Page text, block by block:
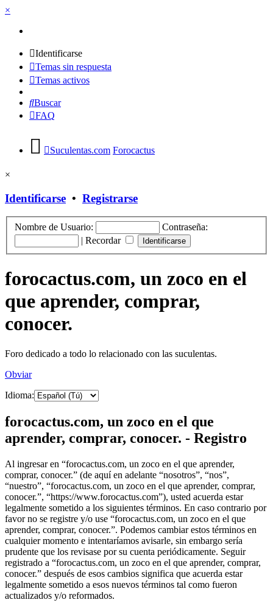
×
Identificarse
Temas sin respuesta
Temas activos
Buscar
FAQ
Suculentas.com Forocactus
×
Identificarse • Registrarse
Nombre de Usuario:
Contraseña:
| Recordar
forocactus.com, un zoco en el
que aprender, comprar,
conocer.
Foro dedicado a todo lo relacionado con las suculentas.
Obviar
Idioma:
forocactus.com, un zoco en el que
aprender, comprar, conocer. - Registro
Al ingresar en “forocactus.com, un zoco en el que aprender,
comprar, conocer.” (de aquí en adelante “nosotros”, “nos”,
“nuestro”, “forocactus.com, un zoco en el que aprender, comprar,
conocer.”, “https://www.forocactus.com”), usted acuerda estar
legalmente sometido a los siguientes términos. En caso contrario por
favor no se registre y/o use “forocactus.com, un zoco en el que
aprender, comprar, conocer.”. Podemos cambiar estos términos en
cualquier momento e intentaríamos avisarle, sin embargo sería
prudente que los revisase por su cuenta periódicamente. Seguir
registrado a “forocactus.com, un zoco en el que aprender, comprar,
conocer.” después de esos cambios significa que acuerda estar
legalmente sometido a esos nuevos términos tal como fueron
actualizados y/o reformados.